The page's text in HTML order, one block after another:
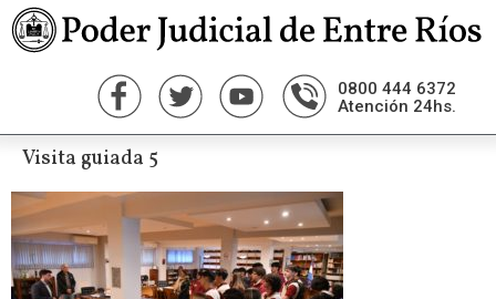
0800 444 6372
Atención 24hs.
Visita guiada 5